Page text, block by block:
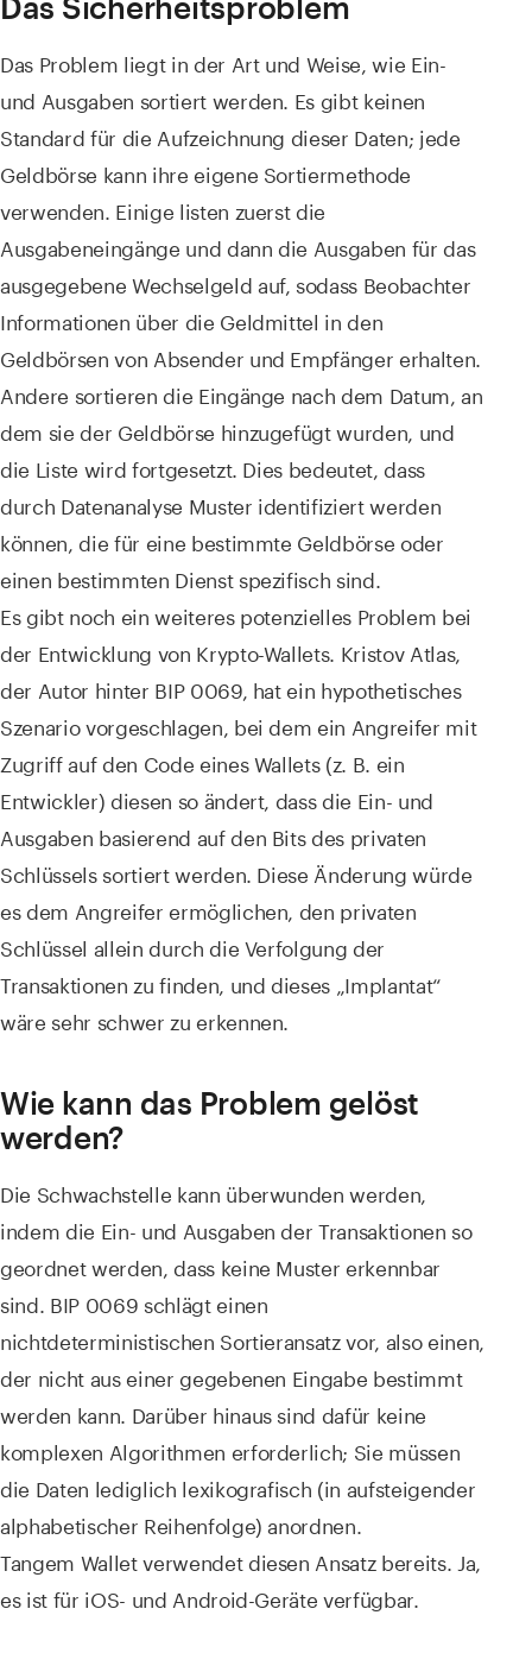
Das Problem liegt in der Art und Weise, wie Ein-
und Ausgaben sortiert werden. Es gibt keinen
Standard für die Aufzeichnung dieser Daten; jede
Geldbörse kann ihre eigene Sortiermethode
verwenden. Einige listen zuerst die
Ausgabeneingänge und dann die Ausgaben für das
ausgegebene Wechselgeld auf, sodass Beobachter
Informationen über die Geldmittel in den
Geldbörsen von Absender und Empfänger erhalten.
Andere sortieren die Eingänge nach dem Datum, an
dem sie der Geldbörse hinzugefügt wurden, und
die Liste wird fortgesetzt. Dies bedeutet, dass
durch Datenanalyse Muster identifiziert werden
können, die für eine bestimmte Geldbörse oder
einen bestimmten Dienst spezifisch sind.
Es gibt noch ein weiteres potenzielles Problem bei
der Entwicklung von Krypto-Wallets. Kristov Atlas,
der Autor hinter BIP 0069, hat ein hypothetisches
Szenario vorgeschlagen, bei dem ein Angreifer mit
Zugriff auf den Code eines Wallets (z. B. ein
Entwickler) diesen so ändert, dass die Ein- und
Ausgaben basierend auf den Bits des privaten
Schlüssels sortiert werden. Diese Änderung würde
es dem Angreifer ermöglichen, den privaten
Schlüssel allein durch die Verfolgung der
Transaktionen zu finden, und dieses „Implantat“
wäre sehr schwer zu erkennen.
Wie kann das Problem gelöst
werden?
Die Schwachstelle kann überwunden werden,
indem die Ein- und Ausgaben der Transaktionen so
geordnet werden, dass keine Muster erkennbar
sind. BIP 0069 schlägt einen
nichtdeterministischen Sortieransatz vor, also einen,
der nicht aus einer gegebenen Eingabe bestimmt
werden kann. Darüber hinaus sind dafür keine
komplexen Algorithmen erforderlich; Sie müssen
die Daten lediglich lexikografisch (in aufsteigender
alphabetischer Reihenfolge) anordnen.
Tangem Wallet verwendet diesen Ansatz bereits. Ja,
es ist für iOS- und Android-Geräte verfügbar.